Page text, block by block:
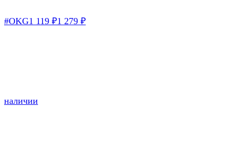
#OKG1 119 ₽1 279 ₽
наличии